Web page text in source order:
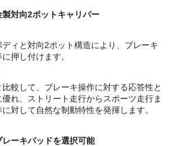
対向2ポットキャリパー
ィと対向2ポット構造により、ブレーキ
押し付けます。
較して、ブレーキ操作に対する応答性と
れ、ストリート走行からスポーツ走行ま
対して自然な制動特性を発揮します。
ーキパッドを選択可能